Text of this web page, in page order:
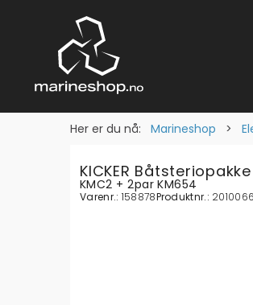
Her er du nå: Marineshop >
KICKER
KMC2 + 2par KM654
Varenr.: 158878Produktnr.: